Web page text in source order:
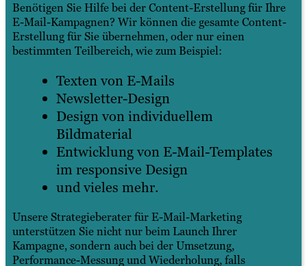
Benötigen Sie Hilfe bei der Content-Erstellung für Ihre
E-Mail-Kampagnen? Wir können die gesamte Content-
Erstellung für Sie übernehmen, oder nur einen
bestimmten Teilbereich, wie zum Beispiel:
Texten von E-Mails
Newsletter-Design
Design von individuellem
Bildmaterial
Entwicklung von E-Mail-Templates
im responsive Design
und vieles mehr.
Unsere Strategieberater für E-Mail-Marketing
unterstützen Sie nicht nur beim Launch Ihrer
Kampagne, sondern auch bei der Umsetzung,
Performance-Messung und Wiederholung, falls